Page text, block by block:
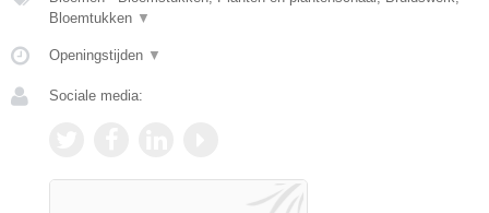
Bloemtukken ▼
Openingstijden ▼
Sociale media: